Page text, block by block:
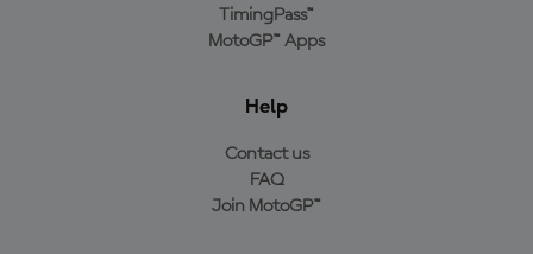
TimingPass™
MotoGP™ Apps
Help
Contact us
FAQ
Join MotoGP™